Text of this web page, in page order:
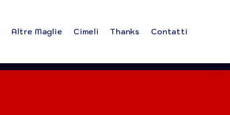
Altre Maglie Cimeli Thanks Contatti